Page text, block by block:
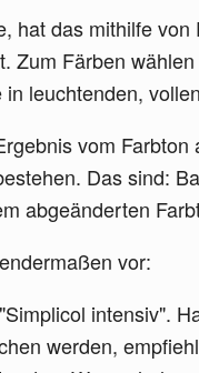
hat das mithilfe
Zum Färben
leuchtenden,
vom Farbton
Das sind:
abgeänderten
vor:
intensiv".
werden,